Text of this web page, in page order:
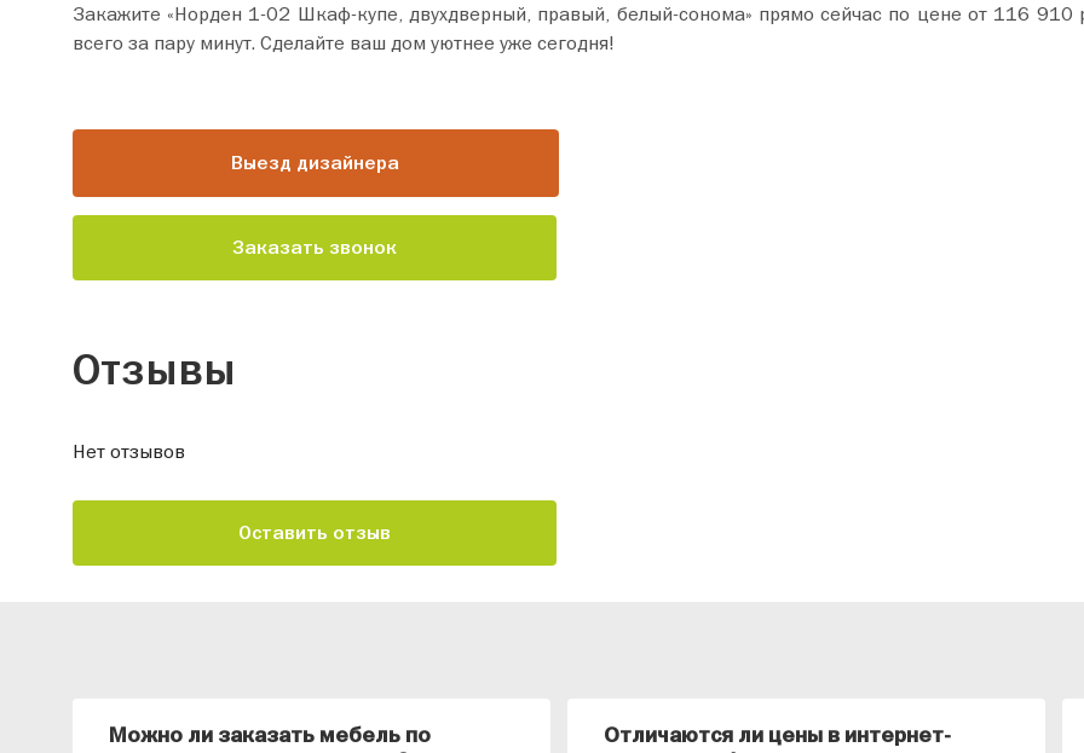
Закажите «Норден 1-02 Шкаф-купе, двухдверный, правый, белый-сонома» прямо сейчас по цене от 116 910 руб. Добавьте товар в корзину и оформите
всего за пару минут. Сделайте ваш дом уютнее уже сегодня!
Выезд дизайнера
Заказать звонок
Отзывы
Нет отзывов
Оставить отзыв
Можно ли заказать мебель по
Отличаются ли цены в интернет-